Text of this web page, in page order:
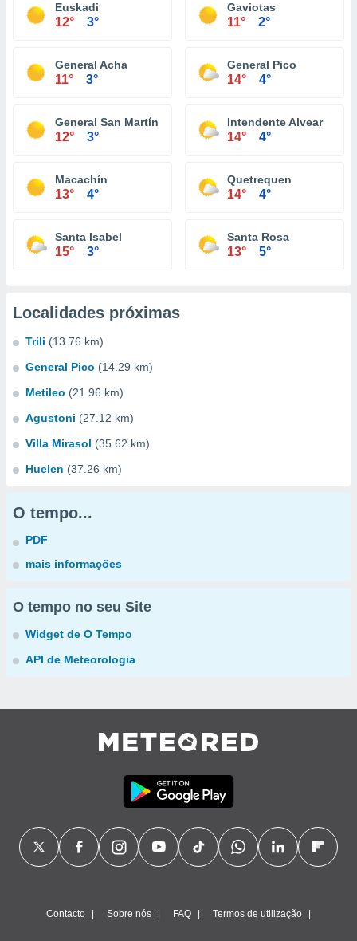
Euskadi
12° 3°
Gaviotas
11° 2°
General Acha
11° 3°
General Pico
14° 4°
General San Martín
12° 3°
Intendente Alvear
14° 4°
Macachín
13° 4°
Quetrequen
14° 4°
Santa Isabel
15° 3°
Santa Rosa
13° 5°
Localidades próximas
Trili (13.76 km)
General Pico (14.29 km)
Metileo (21.96 km)
Agustoni (27.12 km)
Villa Mirasol (35.62 km)
Huelen (37.26 km)
O tempo...
PDF
mais informações
O tempo no seu Site
Widget de O Tempo
API de Meteorologia
Contacto Sobre nós FAQ Termos de utilização